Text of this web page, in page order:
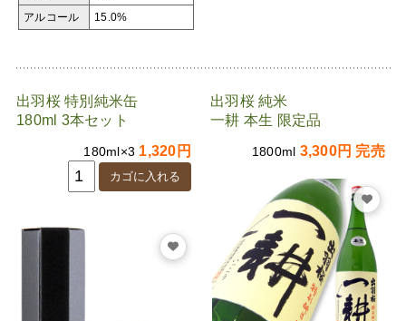
アルコール 15.0%
出羽桜 特別純米缶
180ml 3本セット
180ml×3 1,320円
出羽桜 純米
一耕 本生 限定品
1800ml 3,300円 完売